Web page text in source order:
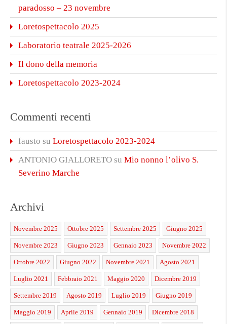
paradosso – 23 novembre
Loretospettacolo 2025
Laboratorio teatrale 2025-2026
Il dono della memoria
Loretospettacolo 2023-2024
Commenti recenti
fausto su Loretospettacolo 2023-2024
ANTONIO GIALLORETO su Mio nonno l’olivo S.
Severino Marche
Archivi
Novembre 2025 Ottobre 2025 Settembre 2025 Giugno 2025
Novembre 2023 Giugno 2023 Gennaio 2023 Novembre 2022
Ottobre 2022 Giugno 2022 Novembre 2021 Agosto 2021
Luglio 2021 Febbraio 2021 Maggio 2020 Dicembre 2019
Settembre 2019 Agosto 2019 Luglio 2019 Giugno 2019
Maggio 2019 Aprile 2019 Gennaio 2019 Dicembre 2018